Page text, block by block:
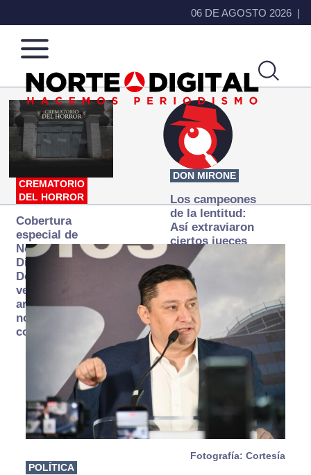
06 DE AGOSTO 2026
Norte
de
Ciudad
Más
que
noticias,
hacemos periodismo
CREMATORIO
DEL HORROR
Cobertura
especial de
Norte
Digital:
Donde la
verdad
arde… pero
no se
consume
DON MIRONE
Los campeones
de la lentitud:
Así extraviaron
ciertos jueces
la justicia
expedita
Fotografía: Cortesía
POLÍTICA